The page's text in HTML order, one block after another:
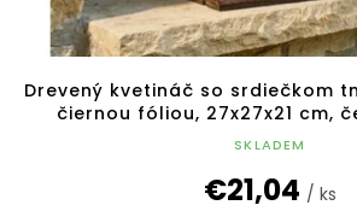
Drevený kvetináč so srdiečkom
čiernou fóliou, 27x27x21 cm,
SKLADEM
€21,04 / ks